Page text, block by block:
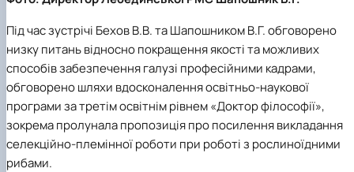
Під час зустрічі Бехов В.В. та Шапошником В.Г. обговорено
низку питань відносно покращення якості та можливих
способів забезпечення галузі професійними кадрами,
обговорено шляхи вдосконалення освітньо-наукової
програми за третім освітнім рівнем «Доктор філософії»,
зокрема пролунала пропозиція про посилення викладання
селекційно-племінної роботи при роботі з рослиноїдними
рибами.